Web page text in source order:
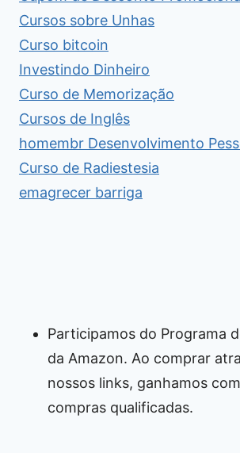
Cursos sobre Unhas
Curso bitcoin
Investindo Dinheiro
Curso de Memorização
Cursos de Inglês
homembr Desenvolvimento
Curso de Radiestesia
emagrecer barriga
Participamos do Programa
da Amazon. Ao comprar
nossos links, ganhamos
compras qualificadas.